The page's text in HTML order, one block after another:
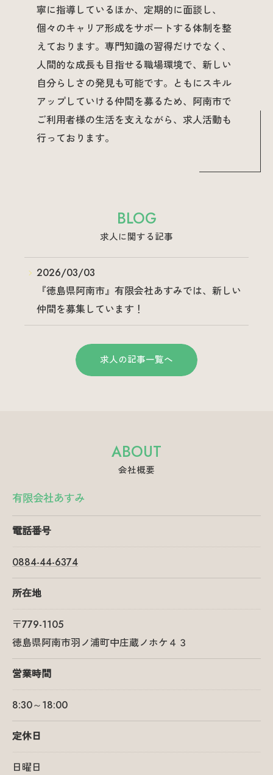
寧に指導しているほか、定期的に面談し、
個々のキャリア形成をサポートする体制を整
えております。専門知識の習得だけでなく、
人間的な成長も目指せる職場環境で、新しい
自分らしさの発見も可能です。ともにスキル
アップしていける仲間を募るため、阿南市で
ご利用者様の生活を支えながら、求人活動も
行っております。
BLOG
求人に関する記事
2026/03/03
『徳島県阿南市』有限会社あすみでは、新しい
仲間を募集しています！
求人の記事一覧へ
ABOUT
会社概要
有限会社あすみ
電話番号
0884-44-6374
所在地
〒779-1105
徳島県阿南市羽ノ浦町中庄蔵ノホケ４３
営業時間
8:30～18:00
定休日
日曜日